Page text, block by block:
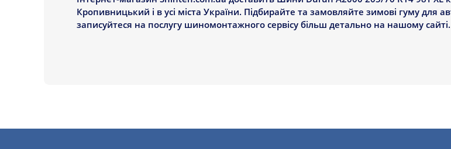
Кропивницький і в усі міста України. Підбирайте та замовляйте зимові гуму для
записуйтеся на послугу шиномонтажного сервісу більш детально на нашому сайті.